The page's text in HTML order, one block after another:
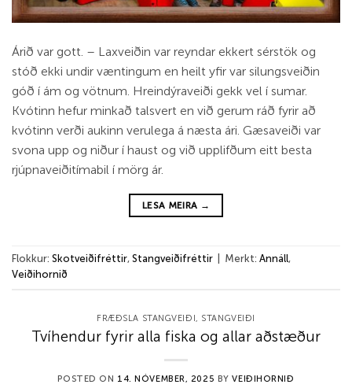
Árið var gott. – Laxveiðin var reyndar ekkert sérstök og
stóð ekki undir væntingum en heilt yfir var silungsveiðin
góð í ám og vötnum. Hreindýraveiði gekk vel í sumar.
Kvótinn hefur minkað talsvert en við gerum ráð fyrir að
kvótinn verði aukinn verulega á næsta ári. Gæsaveiði var
svona upp og niður í haust og við upplifðum eitt besta
rjúpnaveiðitímabil í mörg ár.
LESA MEIRA →
Flokkur: Skotveiðifréttir, Stangveiðifréttir Merkt: Annáll,
Veiðihornið
FRÆÐSLA STANGVEIÐI, STANGVEIÐI
Tvíhendur fyrir alla fiska og allar aðstæður
POSTED ON 14. NÓVEMBER, 2025 BYVEIÐIHORNIÐ